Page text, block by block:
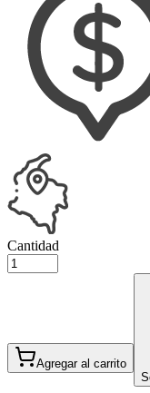
Cantidad
Agregar al carrito